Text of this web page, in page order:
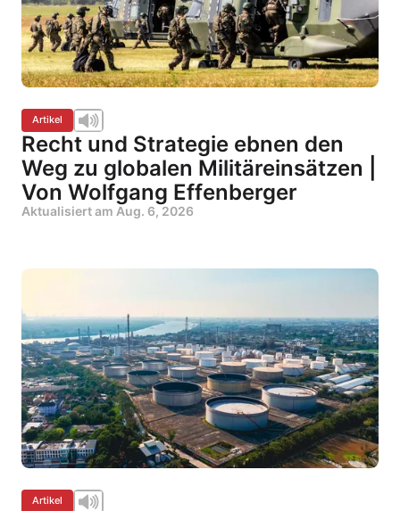
Artikel
Recht und Strategie ebnen den
Weg zu globalen Militäreinsätzen |
Von Wolfgang Effenberger
Aktualisiert am Aug. 6, 2026
Artikel